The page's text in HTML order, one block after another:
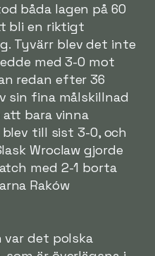
båda lagen på 60
bli en riktigt
Tyvärr blev det inte
med 3-0 mot
redan efter 36
sin fina målskillnad
bara vinna
till sist 3-0, och
Wroclaw gjorde
med 2-1 borta
Raków
var det polska